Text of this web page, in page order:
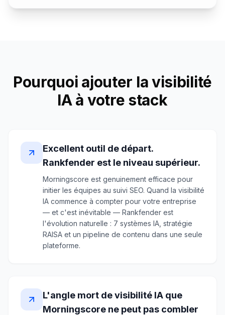
Pourquoi ajouter la visibilité
IA à votre stack
Excellent outil de départ.
Rankfender est le niveau supérieur.
Morningscore est genuinement efficace pour
initier les équipes au suivi SEO. Quand la visibilité
IA commence à compter pour votre entreprise
— et c'est inévitable — Rankfender est
l'évolution naturelle : 7 systèmes IA, stratégie
RAISA et un pipeline de contenu dans une seule
plateforme.
L'angle mort de visibilité IA que
Morningscore ne peut pas combler